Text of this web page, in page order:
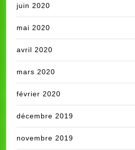
juin 2020
mai 2020
avril 2020
mars 2020
février 2020
décembre 2019
novembre 2019